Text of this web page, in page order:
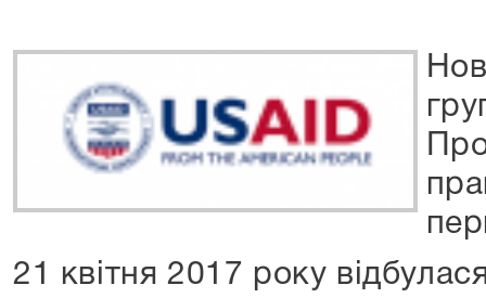
21 квітня 2017 року